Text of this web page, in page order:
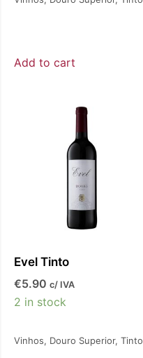
Add to cart
Evel Tinto
€5.90 c/ IVA
2 in stock
Vinhos, Douro Superior, Tinto